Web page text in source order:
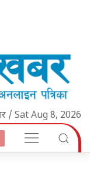
/ Sat Aug 8, 2026